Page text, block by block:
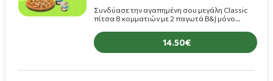
Συνδύασε την αγαπημένη σου μεγάλη Classic
πίτσα 8 κομματιών με 2 παγωτά B&J μόνο
14.50